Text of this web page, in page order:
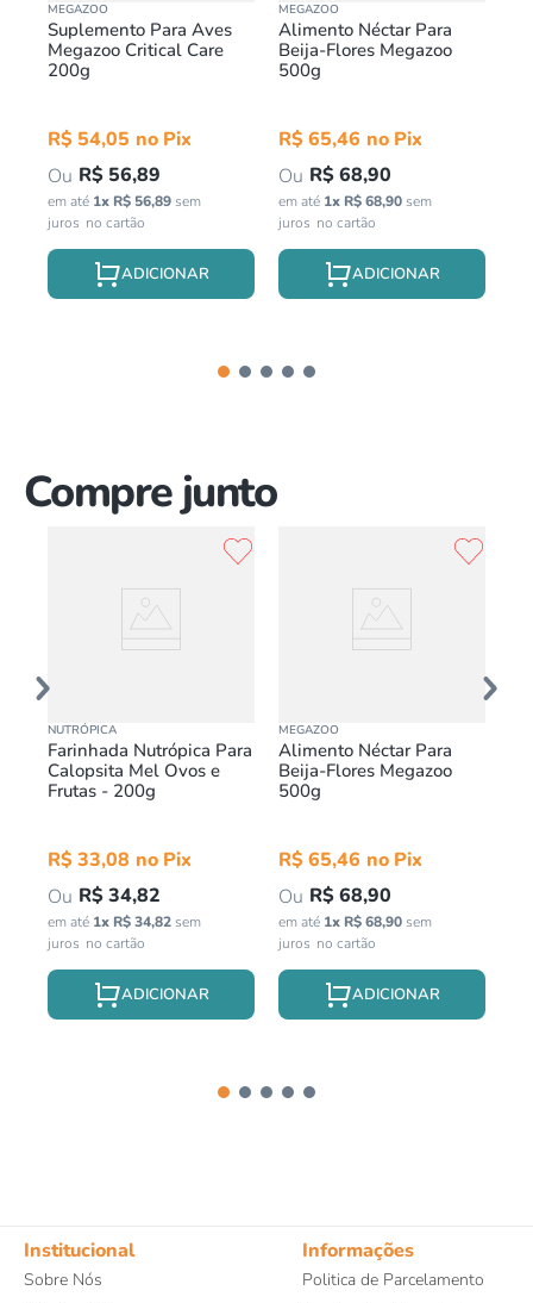
MEGAZOO
Suplemento Para Aves
Megazoo Critical Care
200g
R$ 54,05
R$ 56,89
em até 1x R$56,89sem
juros
MEGAZOO
Alimento Néctar Para
Beija-Flores Megazoo
500g
R$65,46
R$68,90
em até 1x R$68,90sem
juros
Compre junto
NUTRÓPICA
Farinhada Nutrópica Para
Calopsita Mel Ovos e
Frutas - 200g
R$33,08
R$34,82
em até 1x R$34,82sem
juros
MEGAZOO
Alimento Néctar Para
Beija-Flores Megazoo
500g
R$65,46
R$68,90
em até 1x R$68,90sem
juros
Institucional
Sobre Nós
Informações
Politica de Parcelamento